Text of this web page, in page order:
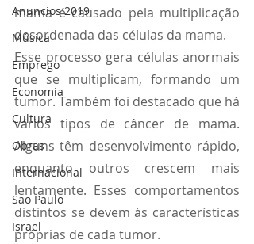
Anuncios 2019
Música
Emprego
Economia
Cultura
Obras
Internacional
São Paulo
Israel
mama é causado pela multiplicação
desordenada das células da mama.
Esse processo gera células anormais
que se multiplicam, formando um
tumor. Também foi destacado que há
vários tipos de câncer de mama.
Alguns têm desenvolvimento rápido,
enquanto outros crescem mais
lentamente. Esses comportamentos
distintos se devem às características
próprias de cada tumor.